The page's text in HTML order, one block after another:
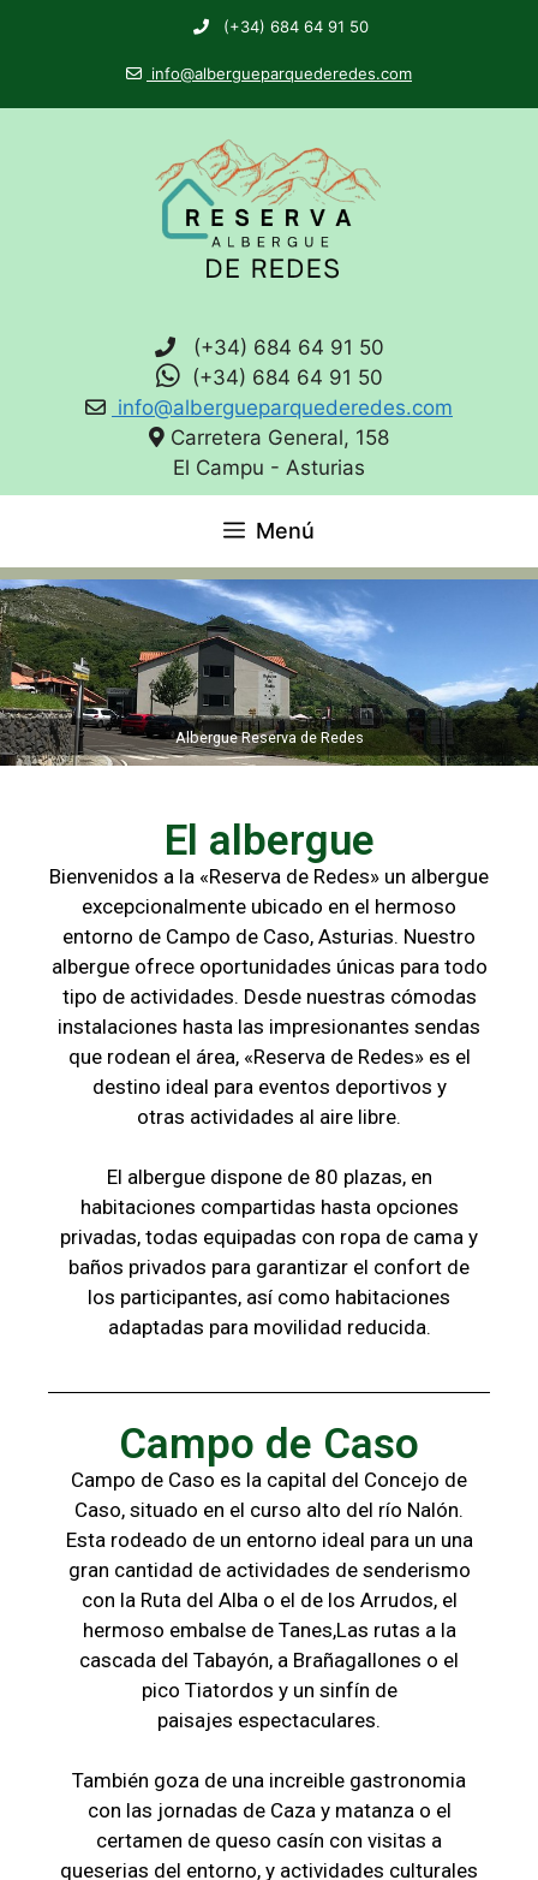
(+34) 684 64 91 50
info@albergueparquederedes.com
(+34) 684 64 91 50
(+34) 684 64 91 50
info@albergueparquederedes.com
Carretera General, 158
El Campu - Asturias
Menú
Albergue Reserva de Redes
El albergue
Bienvenidos a la «Reserva de Redes» un albergue
excepcionalmente ubicado en el hermoso
entorno de Campo de Caso, Asturias. Nuestro
albergue ofrece oportunidades únicas para todo
tipo de actividades. Desde nuestras cómodas
instalaciones hasta las impresionantes sendas
que rodean el área, «Reserva de Redes» es el
destino ideal para eventos deportivos y
otras actividades al aire libre.
El albergue dispone de 80 plazas, en
habitaciones compartidas hasta opciones
privadas, todas equipadas con ropa de cama y
baños privados para garantizar el confort de
los participantes, así como habitaciones
adaptadas para movilidad reducida.
Campo de Caso
Campo de Caso es la capital del Concejo de
Caso, situado en el curso alto del río Nalón.
Esta rodeado de un entorno ideal para un una
gran cantidad de actividades de senderismo
con la Ruta del Alba o el de los Arrudos, el
hermoso embalse de Tanes,Las rutas a la
cascada del Tabayón, a Brañagallones o el
pico Tiatordos y un sinfín de
paisajes espectaculares.
También goza de una increible gastronomia
con las jornadas de Caza y matanza o el
certamen de queso casín con visitas a
queserias del entorno, y actividades culturales